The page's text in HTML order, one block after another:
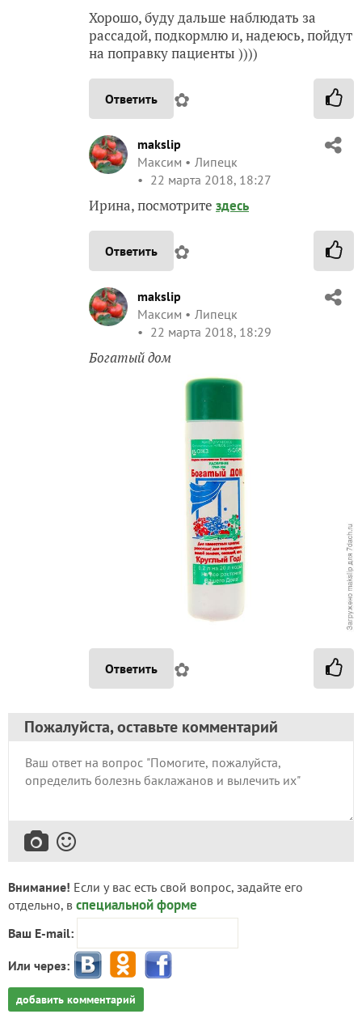
Хорошо, буду дальше наблюдать за
рассадой, подкормлю и, надеюсь, пойдут
на поправку пациенты ))))
Ответить ✿
makslip
Максим
Липецк
22 марта 2018, 18:27
Ирина, посмотрите здесь
Ответить ✿
makslip
Максим
Липецк
22 марта 2018, 18:29
Богатый дом
Ответить ✿
Пожалуйста, оставьте комментарий
Внимание! Если у вас есть свой вопрос, задайте его
отдельно, в специальной форме
Ваш E-mail:
Или через:
добавить комментарий